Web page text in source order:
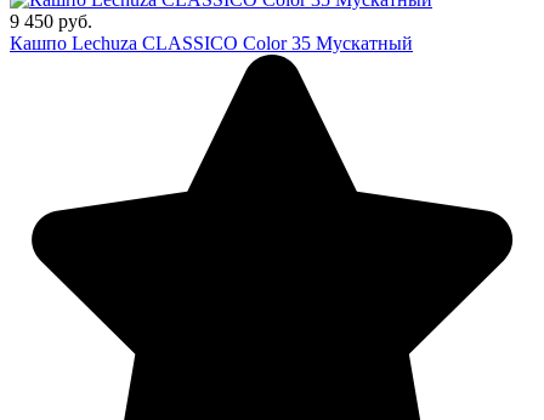
9 450 руб.
Кашпо Lechuza CLASSICO Color 35 Мускатный